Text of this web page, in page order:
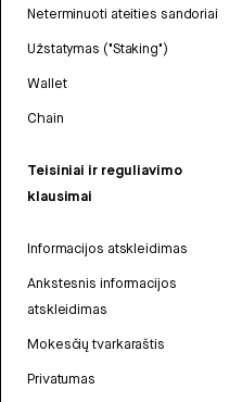
Neterminuoti ateities sandoriai
Užstatymas ("Staking")
Wallet
Chain
Teisiniai ir reguliavimo
klausimai
Informacijos atskleidimas
Ankstesnis informacijos
atskleidimas
Mokesčių tvarkaraštis
Privatumas